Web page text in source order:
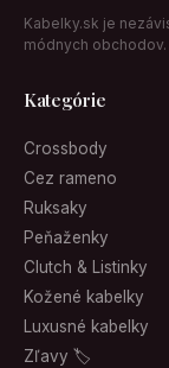
Kabelky.sk je
módnych
Kategórie
Crossbody
Cez rameno
Ruksaky
Peňaženky
Clutch & Listinky
Kožené kabelky
Luxusné kabelky
Zľavy 🏷